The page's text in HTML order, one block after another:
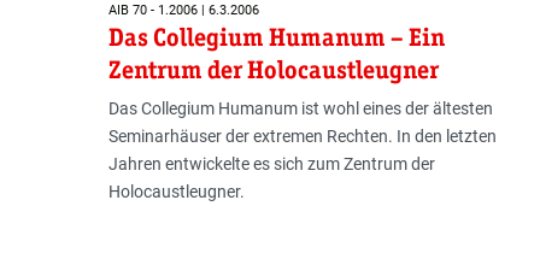
AIB 70 - 1.2006 | 6.3.2006
Das Collegium Humanum – Ein
Zentrum der Holocaustleugner
Das Collegium Humanum ist wohl eines der ältesten
Seminarhäuser der extremen Rechten. In den letzten
Jahren entwickelte es sich zum Zentrum der
Holocaustleugner.